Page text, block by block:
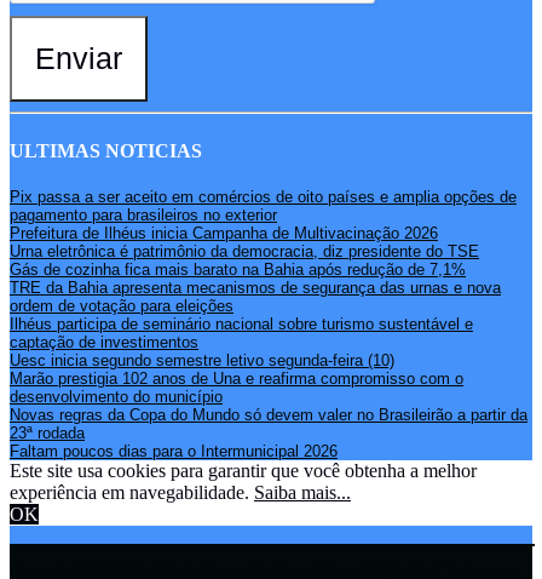
Enviar
ULTIMAS NOTICIAS
Pix passa a ser aceito em comércios de oito países e amplia opções de
pagamento para brasileiros no exterior
Prefeitura de Ilhéus inicia Campanha de Multivacinação 2026
Urna eletrônica é patrimônio da democracia, diz presidente do TSE
Gás de cozinha fica mais barato na Bahia após redução de 7,1%
TRE da Bahia apresenta mecanismos de segurança das urnas e nova
ordem de votação para eleições
Ilhéus participa de seminário nacional sobre turismo sustentável e
captação de investimentos
Uesc inicia segundo semestre letivo segunda-feira (10)
Marão prestigia 102 anos de Una e reafirma compromisso com o
desenvolvimento do município
Novas regras da Copa do Mundo só devem valer no Brasileirão a partir da
23ª rodada
Faltam poucos dias para o Intermunicipal 2026
Este site usa cookies para garantir que você obtenha a melhor
experiência em navegabilidade. Saiba mais...
OK